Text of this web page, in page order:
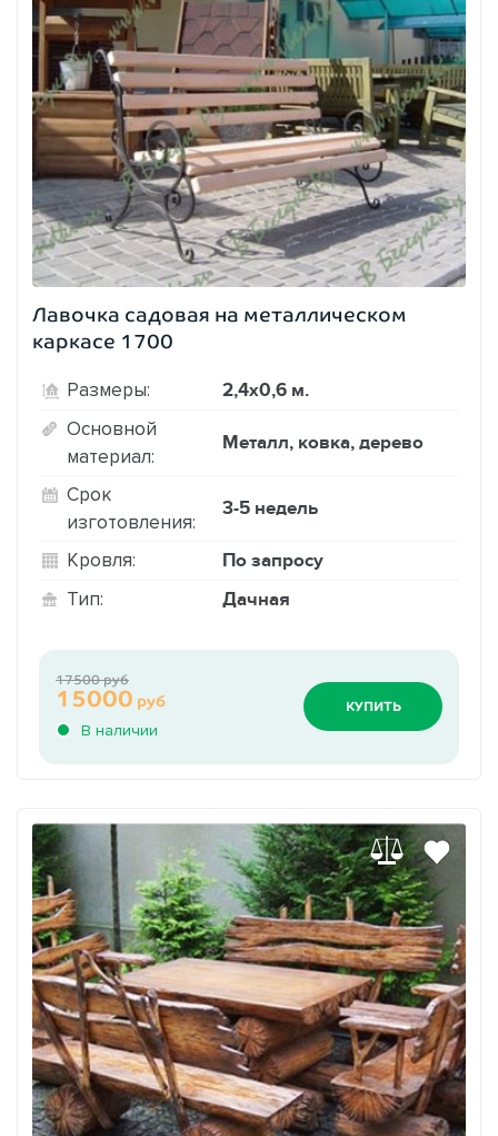
Лавочка садовая на металлическом
каркасе 1700
Размеры: 2,4х0,6 м.
Основной
материал:
Металл, ковка, дерево
Срок
изготовления:
3-5 недель
Кровля: По запросу
Тип: Дачная
В наличии
15000 руб
17500 руб
КУПИТЬ